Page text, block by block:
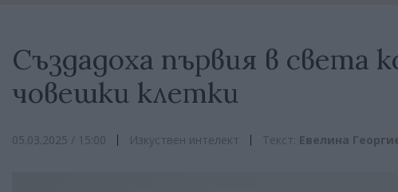
Създадоха първия в света
човешки клетки
05.03.2025 / 15:00 Изкуствен интелект Текст: Евелина